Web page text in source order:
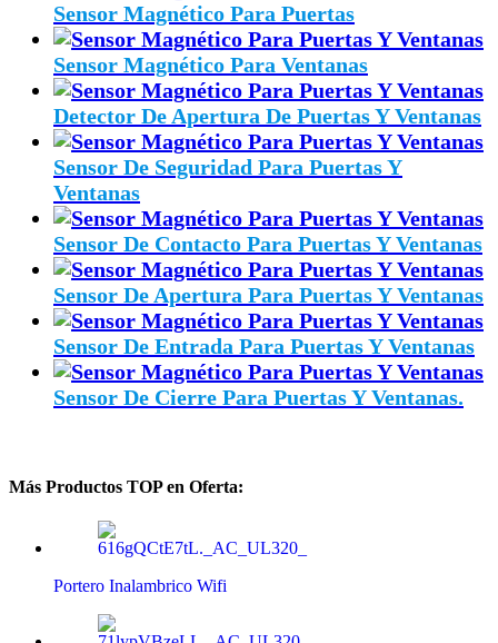
Sensor Magnético Para Puertas
Sensor Magnético Para Ventanas
Detector De Apertura De Puertas Y Ventanas
Sensor De Seguridad Para Puertas Y
Ventanas
Sensor De Contacto Para Puertas Y Ventanas
Sensor De Apertura Para Puertas Y Ventanas
Sensor De Entrada Para Puertas Y Ventanas
Sensor De Cierre Para Puertas Y Ventanas.
Más Productos TOP en Oferta:
Portero Inalambrico Wifi